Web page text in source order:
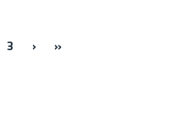
3 ›Next ›
»